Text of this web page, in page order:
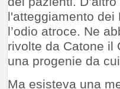
l'atteggiamento dei
l’odio atroce. Ne
rivolte da Catone il
una progenie da
Ma esisteva una